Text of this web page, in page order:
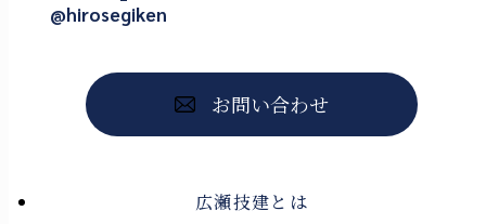
@hirosegiken
お問い合わせ
広瀬技建とは